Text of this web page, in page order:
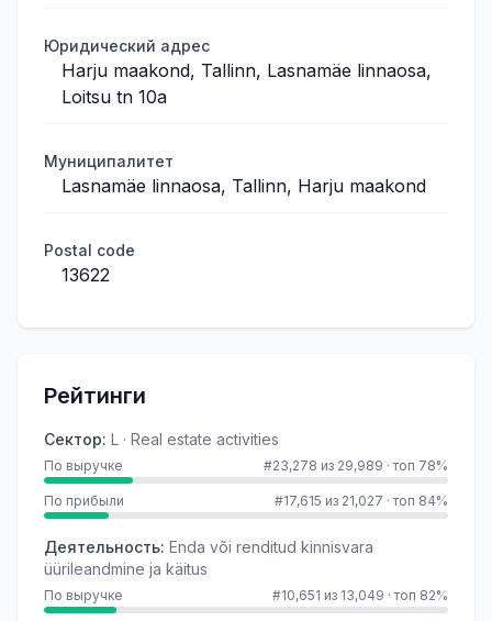
Юридический адрес
Harju maakond, Tallinn, Lasnamäe linnaosa,
Loitsu tn 10a
Муниципалитет
Lasnamäe linnaosa, Tallinn, Harju maakond
Postal code
13622
Рейтинги
Сектор: L · Real estate activities
По выручке #23,278 из 29,989 ·топ 78%
По прибыли #17,615 из 21,027 ·топ 84%
Деятельность: Enda või renditud kinnisvara
üürileandmine ja käitus
По выручке #10,651 из 13,049 ·топ 82%